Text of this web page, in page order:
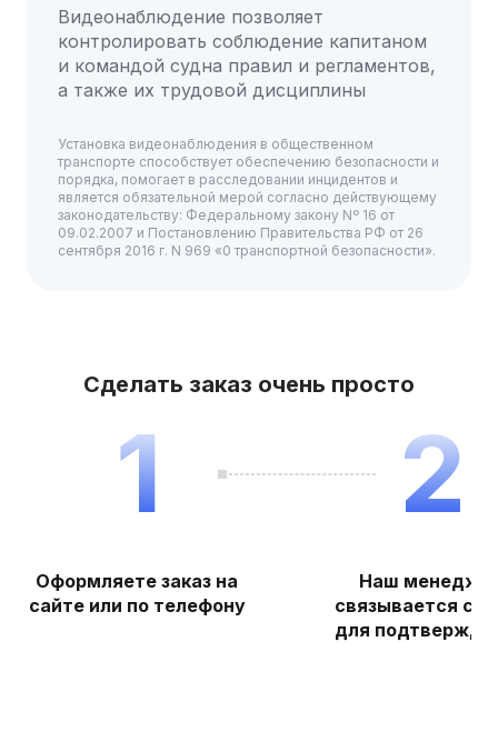
Видеонаблюдение позволяет
контролировать соблюдение капитаном
и командой судна правил и регламентов,
а также их трудовой дисциплины
Установка видеонаблюдения в общественном
транспорте способствует обеспечению безопасности и
порядка, помогает в расследовании инцидентов и
является обязательной мерой согласно действующему
законодательству: Федеральному закону Nº 16 от
09.02.2007 и Постановлению Правительства РФ от 26
сентября 2016 г. N 969 «0 транспортной безопасности».
Сделать заказ очень просто
1
Оформляете заказ на
сайте или по телефону
2
Наш
связывается с
для